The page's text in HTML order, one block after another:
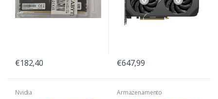
€182,40 €647,99
Nvidia
Armazenamento